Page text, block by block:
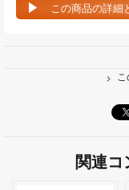
この商品の詳細
関連コ